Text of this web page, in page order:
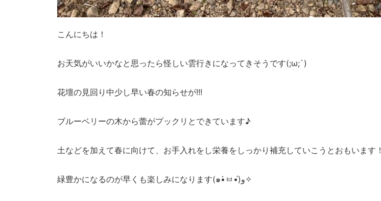
こんにちは！
お天気がいいかなと思ったら怪しい雲行きになってきそうです(;ω;`)
花壇の見回り中少し早い春の知らせが!!!
ブルーベリーの木から蕾がプックリとできています♪
土などを加えて春に向けて、お手入れをし栄養をしっかり補充していこうとおもいます！
緑豊かになるのが早くも楽しみになります(๑•̀ㅂ•́)و✧